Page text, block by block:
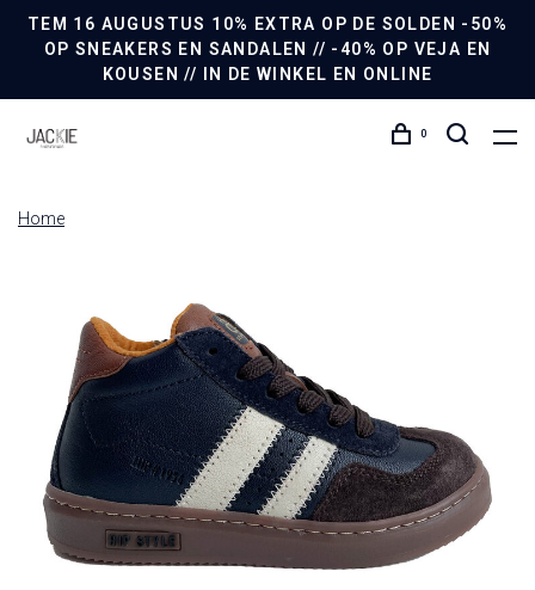
TEM 16 AUGUSTUS 10% EXTRA OP DE SOLDEN -50%
OP SNEAKERS EN SANDALEN // -40% OP VEJA EN
KOUSEN // IN DE WINKEL EN ONLINE
0
Home